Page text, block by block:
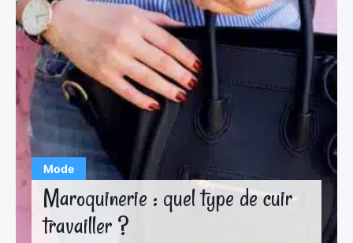
Mode
Maroquinerie : quel type de cuir
travailler ?